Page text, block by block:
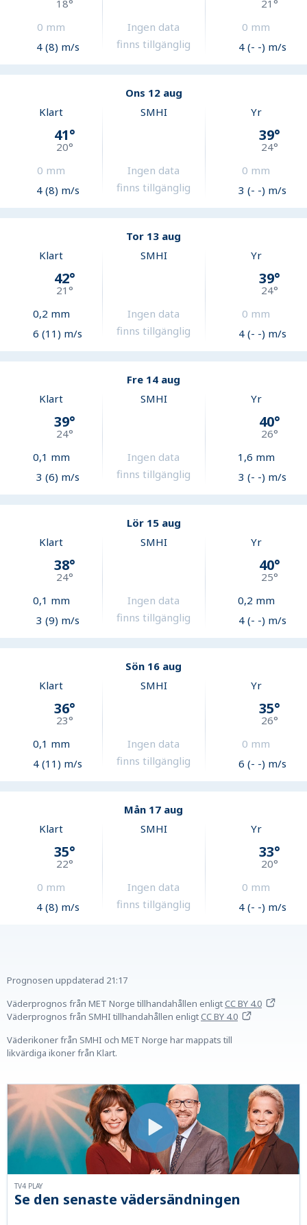
18°
0 mm
4 (8) m/s
Ingen data
finns tillgänglig
21°
0 mm
4 (- -) m/s
Ons 12 aug
Klart
41°
20°
0 mm
4 (8) m/s
SMHI
Ingen data
finns tillgänglig
Yr
39°
24°
0 mm
3 (- -) m/s
Tor 13 aug
Klart
42°
21°
0,2 mm
6 (11) m/s
SMHI
Ingen data
finns tillgänglig
Yr
39°
24°
0 mm
4 (- -) m/s
Fre 14 aug
Klart
39°
24°
0,1 mm
3 (6) m/s
SMHI
Ingen data
finns tillgänglig
Yr
40°
26°
1,6 mm
3 (- -) m/s
Lör 15 aug
Klart
38°
24°
0,1 mm
3 (9) m/s
SMHI
Ingen data
finns tillgänglig
Yr
40°
25°
0,2 mm
4 (- -) m/s
Sön 16 aug
Klart
36°
23°
0,1 mm
4 (11) m/s
SMHI
Ingen data
finns tillgänglig
Yr
35°
26°
0 mm
6 (- -) m/s
Mån 17 aug
Klart
35°
22°
0 mm
4 (8) m/s
SMHI
Ingen data
finns tillgänglig
Yr
33°
20°
0 mm
4 (- -) m/s
Prognosen uppdaterad 21:17
Väderprognos från MET Norge tillhandahållen enligtCC BY 4.0
Väderprognos från SMHI tillhandahållen enligtCC BY 4.0
Väderikoner från SMHI och MET Norge har mappats till
likvärdiga ikoner från Klart.
Se den senaste vädersändningen
TV4 PLAY